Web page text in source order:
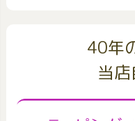
40年
当